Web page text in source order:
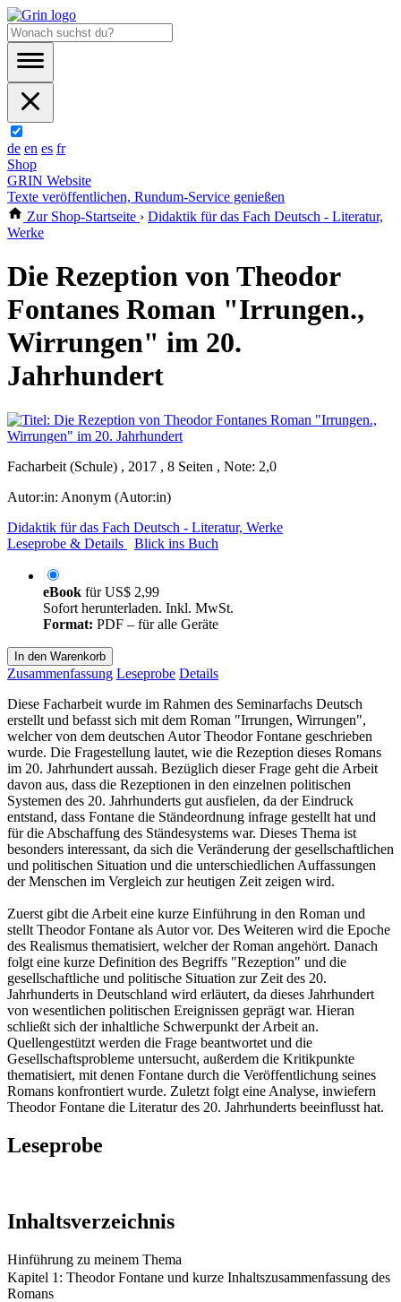
de en es fr
Shop
GRIN Website
Texte veröffentlichen, Rundum-Service genießen
Zur Shop-Startseite › Didaktik für das Fach Deutsch - Literatur,
Werke
Die Rezeption von Theodor
Fontanes Roman "Irrungen.,
Wirrungen" im 20.
Jahrhundert
Facharbeit (Schule) , 2017 , 8 Seiten , Note: 2,0
Autor:in: Anonym (Autor:in)
Didaktik für das Fach Deutsch - Literatur, Werke
Leseprobe & Details
Blick ins Buch
eBook fürUS$ 2,99
Sofort herunterladen. Inkl. MwSt.
Format: PDF – für alle Geräte
In den Warenkorb
Zusammenfassung Leseprobe Details
Diese Facharbeit wurde im Rahmen des Seminarfachs Deutsch
erstellt und befasst sich mit dem Roman "Irrungen, Wirrungen",
welcher von dem deutschen Autor Theodor Fontane geschrieben
wurde. Die Fragestellung lautet, wie die Rezeption dieses Romans
im 20. Jahrhundert aussah. Bezüglich dieser Frage geht die Arbeit
davon aus, dass die Rezeptionen in den einzelnen politischen
Systemen des 20. Jahrhunderts gut ausfielen, da der Eindruck
entstand, dass Fontane die Ständeordnung infrage gestellt hat und
für die Abschaffung des Ständesystems war. Dieses Thema ist
besonders interessant, da sich die Veränderung der gesellschaftlichen
und politischen Situation und die unterschiedlichen Auffassungen
der Menschen im Vergleich zur heutigen Zeit zeigen wird.
Zuerst gibt die Arbeit eine kurze Einführung in den Roman und
stellt Theodor Fontane als Autor vor. Des Weiteren wird die Epoche
des Realismus thematisiert, welcher der Roman angehört. Danach
folgt eine kurze Definition des Begriffs "Rezeption" und die
gesellschaftliche und politische Situation zur Zeit des 20.
Jahrhunderts in Deutschland wird erläutert, da dieses Jahrhundert
von wesentlichen politischen Ereignissen geprägt war. Hieran
schließt sich der inhaltliche Schwerpunkt der Arbeit an.
Quellengestützt werden die Frage beantwortet und die
Gesellschaftsprobleme untersucht, außerdem die Kritikpunkte
thematisiert, mit denen Fontane durch die Veröffentlichung seines
Romans konfrontiert wurde. Zuletzt folgt eine Analyse, inwiefern
Theodor Fontane die Literatur des 20. Jahrhunderts beeinflusst hat.
Leseprobe
Inhaltsverzeichnis
Hinführung zu meinem Thema
Kapitel 1: Theodor Fontane und kurze Inhaltszusammenfassung des
Romans